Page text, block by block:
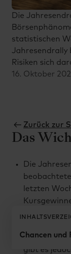
Die
statistischen
Jahresendrally
Risiken sich
16. Oktober
Chancen und
Zurück zur
Das
Die
letzten
Statistische
positive
gibt es